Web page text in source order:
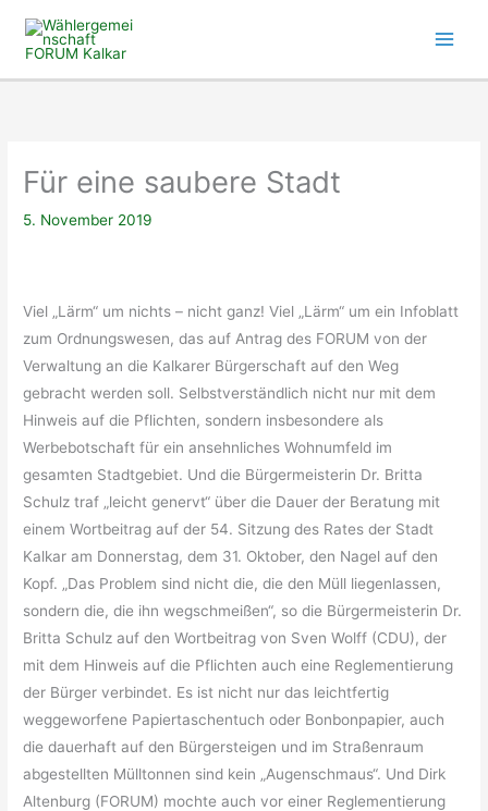
Inhalt
Für eine saubere Stadt
5. November 2019
Viel „Lärm“ um nichts – nicht ganz! Viel „Lärm“ um ein Infoblatt
zum Ordnungswesen, das auf Antrag des FORUM von der
Verwaltung an die Kalkarer Bürgerschaft auf den Weg
gebracht werden soll. Selbstverständlich nicht nur mit dem
Hinweis auf die Pflichten, sondern insbesondere als
Werbebotschaft für ein ansehnliches Wohnumfeld im
gesamten Stadtgebiet. Und die Bürgermeisterin Dr. Britta
Schulz traf „leicht genervt“ über die Dauer der Beratung mit
einem Wortbeitrag auf der 54. Sitzung des Rates der Stadt
Kalkar am Donnerstag, dem 31. Oktober, den Nagel auf den
Kopf. „Das Problem sind nicht die, die den Müll liegenlassen,
sondern die, die ihn wegschmeißen“, so die Bürgermeisterin Dr.
Britta Schulz auf den Wortbeitrag von Sven Wolff (CDU), der
mit dem Hinweis auf die Pflichten auch eine Reglementierung
der Bürger verbindet. Es ist nicht nur das leichtfertig
weggeworfene Papiertaschentuch oder Bonbonpapier, auch
die dauerhaft auf den Bürgersteigen und im Straßenraum
abgestellten Mülltonnen sind kein „Augenschmaus“. Und Dirk
Altenburg (FORUM) mochte auch vor einer Reglementierung